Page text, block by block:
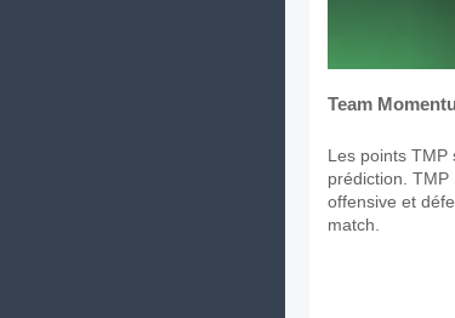
Team
Les points TMP
prédiction.
offensive et
match.